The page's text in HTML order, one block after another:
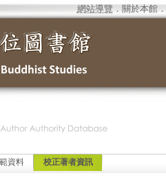
網站導覽 ． 關於本館．
資料 校正著者資訊